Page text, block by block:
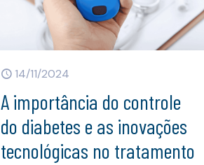
14/11/2024
A importância do controle
do diabetes e as inovações
tecnológicas no tratamento